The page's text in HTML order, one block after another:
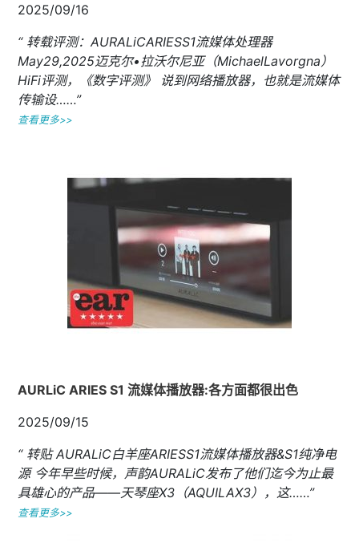
2025/09/16
“ 转载评测：AURALiCARIESS1流媒体处理器
May29,2025迈克尔•拉沃尔尼亚（MichaelLavorgna）
HiFi评测，《数字评测》 说到网络播放器，也就是流媒体
传输设……”
查看更多>>
AURLiC ARIES S1 流媒体播放器:各方面都很出色
2025/09/15
“ 转贴 AURALiC白羊座ARIESS1流媒体播放器&S1纯净电
源 今年早些时候，声韵AURALiC发布了他们迄今为止最
具雄心的产品——天琴座X3（AQUILAX3），这……”
查看更多>>